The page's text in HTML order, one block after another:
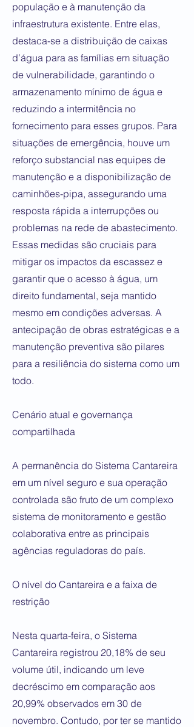
população e à manutenção da
infraestrutura existente. Entre elas,
destaca-se a distribuição de caixas
d’água para as famílias em situação
de vulnerabilidade, garantindo o
armazenamento mínimo de água e
reduzindo a intermitência no
fornecimento para esses grupos. Para
situações de emergência, houve um
reforço substancial nas equipes de
manutenção e a disponibilização de
caminhões-pipa, assegurando uma
resposta rápida a interrupções ou
problemas na rede de abastecimento.
Essas medidas são cruciais para
mitigar os impactos da escassez e
garantir que o acesso à água, um
direito fundamental, seja mantido
mesmo em condições adversas. A
antecipação de obras estratégicas e a
manutenção preventiva são pilares
para a resiliência do sistema como um
todo.
Cenário atual e governança
compartilhada
A permanência do Sistema Cantareira
em um nível seguro e sua operação
controlada são fruto de um complexo
sistema de monitoramento e gestão
colaborativa entre as principais
agências reguladoras do país.
O nível do Cantareira e a faixa de
restrição
Nesta quarta-feira, o Sistema
Cantareira registrou 20,18% de seu
volume útil, indicando um leve
decréscimo em comparação aos
20,99% observados em 30 de
novembro. Contudo, por ter se mantido